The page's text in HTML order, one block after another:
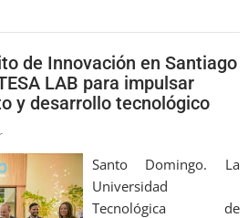
de Innovación en Santiago
LAB para impulsar
y desarrollo tecnológico
Santo Domingo. La
Universidad
Tecnológica de